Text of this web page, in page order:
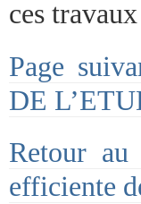
ces
Page
DE
Retour
efficiente